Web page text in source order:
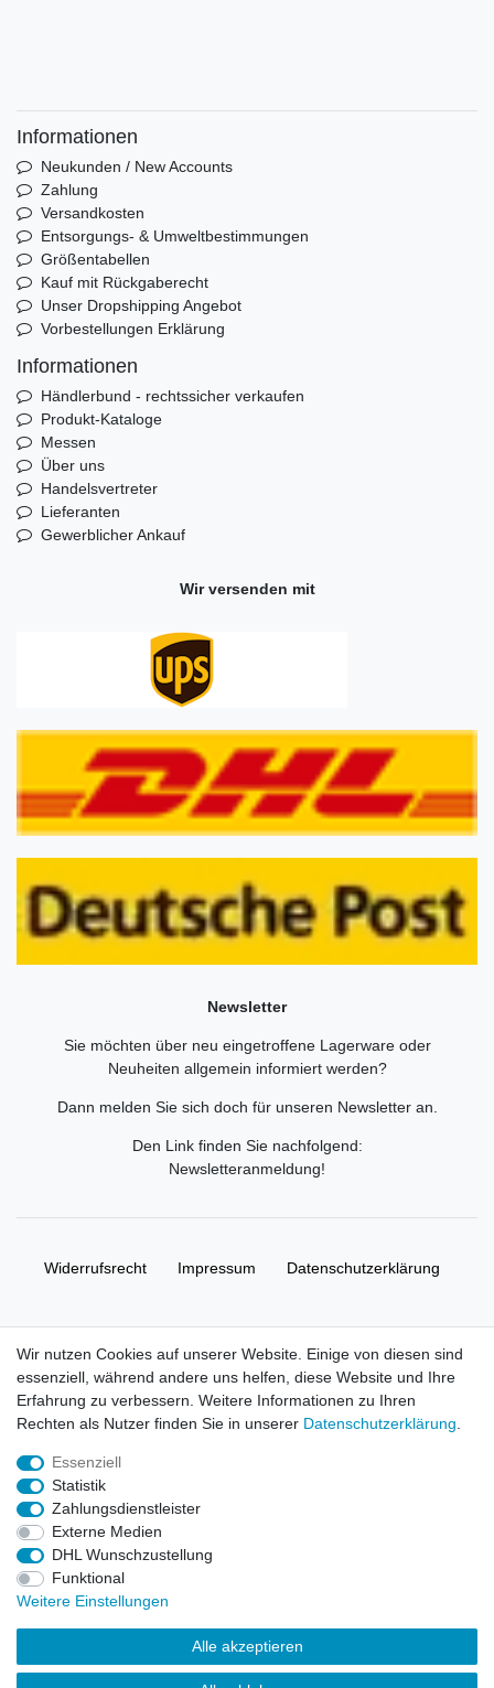
Informationen
Neukunden / New Accounts
Zahlung
Versandkosten
Entsorgungs- & Umweltbestimmungen
Größentabellen
Kauf mit Rückgaberecht
Unser Dropshipping Angebot
Vorbestellungen Erklärung
Informationen
Händlerbund - rechtssicher verkaufen
Produkt-Kataloge
Messen
Über uns
Handelsvertreter
Lieferanten
Gewerblicher Ankauf
Wir versenden mit
Newsletter
Sie möchten über neu eingetroffene Lagerware oder
Neuheiten allgemein informiert werden?
Dann melden Sie sich doch für unseren Newsletter an.
Den Link finden Sie nachfolgend:
Newsletteranmeldung!
Widerrufs­recht Impressum Daten­schutz­erklärung
© Copyright 2026 | Alle Rechte vorbehalten. HL-
Handelsgesellschaft mbH.
Alle Markennamen, Warenzeichen sowie sämtliche Produktbilder
und Beschreibungen sind Eigentum Ihrer rechtmäßigen
Eigentümer und dienen hier nur der Beschreibung.
Preise nur für registrierte Händler, ansonsten zeigt der Shop 0,00
€
LEGO, das LEGO Logo, die Minifigur, DUPLO, LEGENDS OF
CHIMA, NINJAGO, BIONICLE, MINDSTORMS und MIXELS sind
urheberrechtlich geschützte Markenzeichen der LEGO Gruppe.
Wir nutzen Cookies auf unserer Website. Einige von diesen sind
essenziell, während andere uns helfen, diese Website und Ihre
Erfahrung zu verbessern. Weitere Informationen zu Ihren
Rechten als Nutzer finden Sie in unserer Daten­schutz­erklärung
Essenziell
Statistik
Zahlungsdienstleister
Externe Medien
DHL Wunschzustellung
Funktional
Weitere Einstellungen
Alle akzeptieren